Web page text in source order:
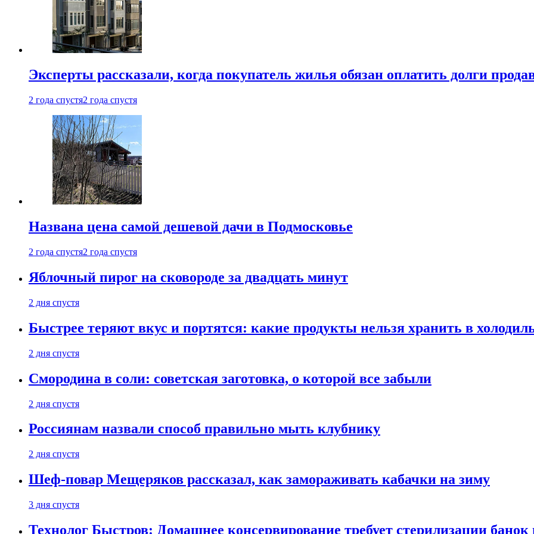
Эксперты рассказали, когда покупатель жилья обязан оплатить долги
2 года спустя2 года спустя
Названа цена самой дешевой дачи в Подмосковье
2 года спустя2 года спустя
Яблочный пирог на сковороде за двадцать минут
2 дня спустя
Быстрее теряют вкус и портятся: какие продукты нельзя хранить в
2 дня спустя
Смородина в соли: советская заготовка, о которой все забыли
2 дня спустя
Россиянам назвали способ правильно мыть клубнику
2 дня спустя
Шеф-повар Мещеряков рассказал, как замораживать кабачки на зиму
3 дня спустя
Технолог Быстров: Домашнее консервирование требует стерилизации банок